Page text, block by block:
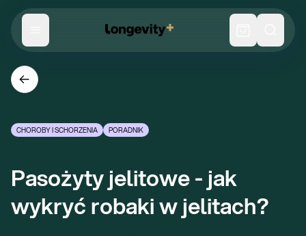
CHOROBY I SCHORZENIA PORADNIK
Pasożyty jelitowe - jak
wykryć robaki w jelitach?